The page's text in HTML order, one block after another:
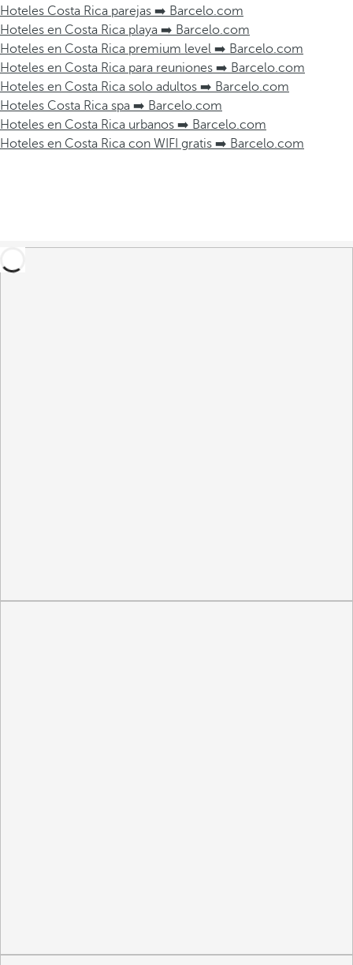
Hoteles Costa Rica parejas ➡️ Barcelo.com
Hoteles en Costa Rica playa ➡️ Barcelo.com
Hoteles en Costa Rica premium level ➡️ Barcelo.com
Hoteles en Costa Rica para reuniones ➡️ Barcelo.com
Hoteles en Costa Rica solo adultos ➡️ Barcelo.com
Hoteles Costa Rica spa ➡️ Barcelo.com
Hoteles en Costa Rica urbanos ➡️ Barcelo.com
Hoteles en Costa Rica con WIFI gratis ➡️ Barcelo.com